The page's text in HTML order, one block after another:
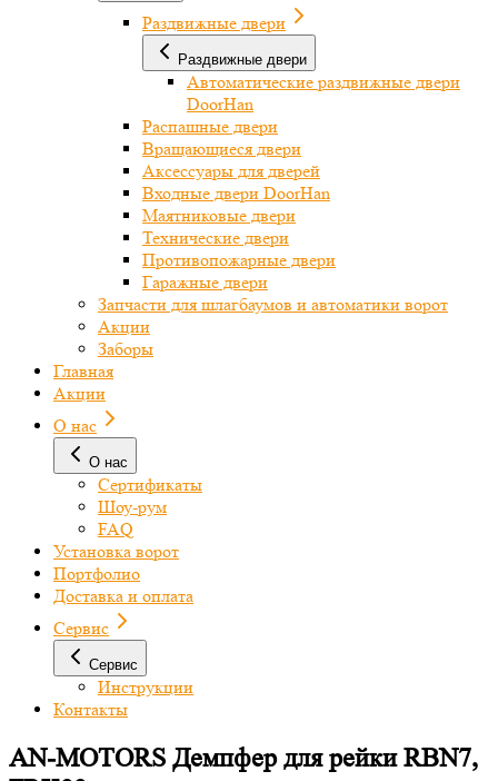
Раздвижные двери
Раздвижные двери
Автоматические раздвижные двери
DoorHan
Распашные двери
Вращающиеся двери
Аксессуары для дверей
Входные двери DoorHan
Маятниковые двери
Технические двери
Противопожарные двери
Гаражные двери
Запчасти для шлагбаумов и автоматики ворот
Акции
Заборы
Главная
Акции
О нас
О нас
Сертификаты
Шоу-рум
FAQ
Установка ворот
Портфолио
Доставка и оплата
Сервис
Сервис
Инструкции
Контакты
AN-MOTORS Демпфер для рейки RBN7,